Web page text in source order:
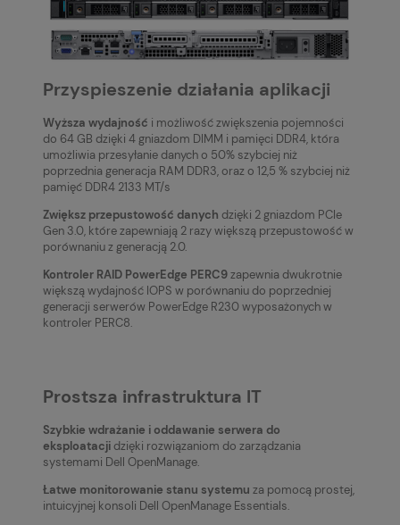
Przyspieszenie działania aplikacji
Wyższa wydajność i możliwość zwiększenia pojemności
do 64 GB dzięki 4 gniazdom DIMM i pamięci DDR4, która
umożliwia przesyłanie danych o 50% szybciej niż
poprzednia generacja RAM DDR3, oraz o 12,5 % szybciej niż
pamięć DDR4 2133 MT/s
Zwiększ przepustowość danych dzięki 2 gniazdom PCIe
Gen 3.0, które zapewniają 2 razy większą przepustowość w
porównaniu z generacją 2.0.
Kontroler RAID PowerEdge PERC9zapewnia dwukrotnie
większą wydajność IOPS w porównaniu do poprzedniej
generacji serwerów PowerEdge R230 wyposażonych w
kontroler PERC8.
Prostsza infrastruktura IT
Szybkie wdrażanie i oddawanie serwera do
eksploatacjidzięki rozwiązaniom do zarządzania
systemami Dell OpenManage.
Łatwe monitorowanie stanu systemu za pomocą prostej,
intuicyjnej konsoli Dell OpenManage Essentials.